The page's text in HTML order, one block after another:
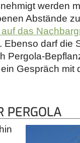
werden
Abstände
das
Ebenso darf die
Pergola-
Gespräch mit
PERGOLA